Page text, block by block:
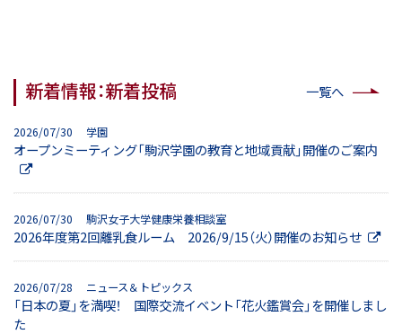
新着情報：新着投稿 一覧へ
2026/07/30 学園
オープンミーティング「駒沢学園の教育と地域貢献」開催のご案内
2026/07/30 駒沢女子大学健康栄養相談室
2026年度第2回離乳食ルーム 2026/9/15（火）開催のお知らせ
2026/07/28 ニュース＆トピックス
「日本の夏」を満喫！ 国際交流イベント「花火鑑賞会」を開催しまし
た